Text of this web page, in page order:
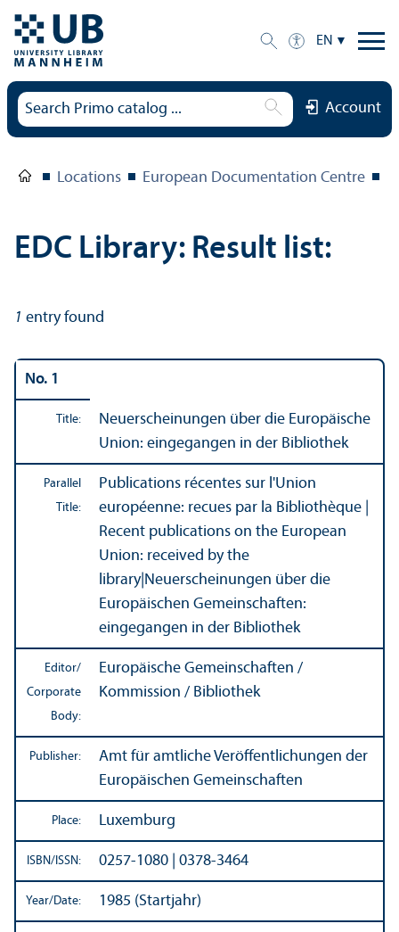
EN
Account
Locations European Documentation Centre
EDC Library: Result list:
1 entry found
No. 1
Title:
Neuerscheinungen über die Europäische
Union: eingegangen in der Bibliothek
Parallel
Title:
Publications récentes sur l'Union
européenne: recues par la Bibliothèque |
Recent publications on the European
Union: received by the
library| Neuerscheinungen über die
Europäischen Gemeinschaften:
eingegangen in der Bibliothek
Editor/
Corporate
Body:
Europäische Gemeinschaften /
Kommission / Bibliothek
Publisher:
Amt für amtliche Veröffentlichungen der
Europäischen Gemeinschaften
Place: Luxemburg
ISBN/ISSN: 0257-1080 | 0378-3464
Year/Date: 1985 (Startjahr)